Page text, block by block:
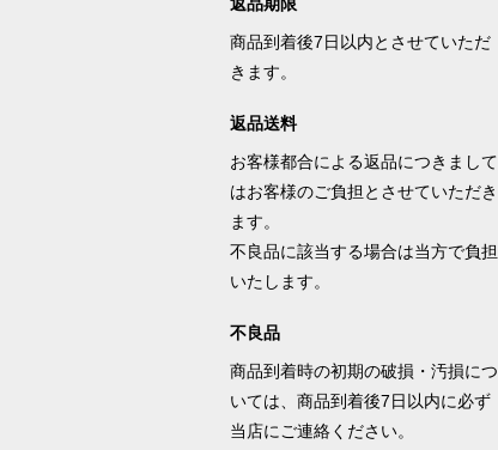
返品期限
商品到着後7日以内とさせていただ
きます。
返品送料
お客様都合による返品につきまして
はお客様のご負担とさせていただき
ます。
不良品に該当する場合は当方で負担
いたします。
不良品
商品到着時の初期の破損・汚損につ
いては、商品到着後7日以内に必ず
当店にご連絡ください。